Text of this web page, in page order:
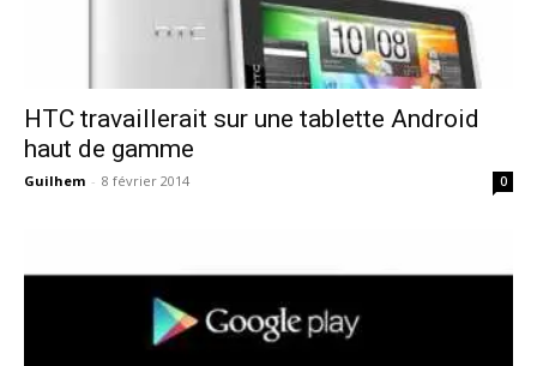
HTC travaillerait sur une tablette Android
haut de gamme
Guilhem - 8 février 2014 0